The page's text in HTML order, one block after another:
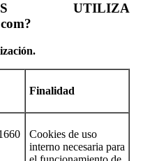
UTILIZA
.
Finalidad
Cookies de uso
interno necesaria para